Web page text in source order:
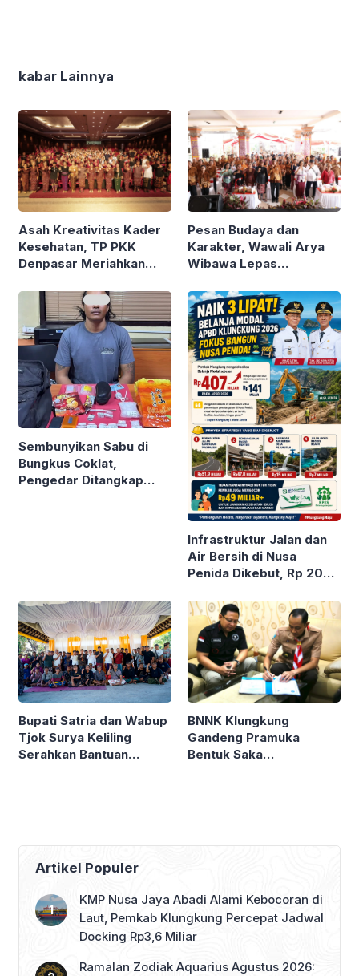
kabar Lainnya
Asah Kreativitas Kader
Kesehatan, TP PKK
Denpasar Meriahkan
Pesan Budaya dan
Karakter, Wawali Arya
Wibawa Lepas
Denpasar ke Jamnas XII
Cibubur
Sembunyikan Sabu di
Bungkus Coklat,
Pengedar Ditangkap
Infrastruktur Jalan dan
Air Bersih di Nusa
Penida Dikebut, Rp 200
Bupati Satria dan Wabup
Tjok Surya Keliling
Serahkan Bantuan
BNNK Klungkung
Gandeng Pramuka
Bentuk Saka
Artikel Populer
KMP Nusa Jaya Abadi Alami Kebocoran di
Laut, Pemkab Klungkung Percepat Jadwal
Docking Rp3,6 Miliar
Ramalan Zodiak Aquarius Agustus 2026: